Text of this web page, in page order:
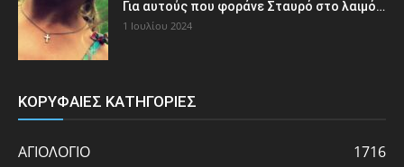
Για αυτούς που φοράνε Σταυρό στο λαιμό…
1 Ιουλίου 2024
ΚΟΡΥΦΑΙΕΣ ΚΑΤΗΓΟΡΙΕΣ
ΑΓΙΟΛΟΓΙΟ
1716